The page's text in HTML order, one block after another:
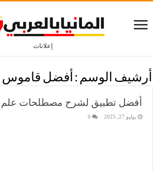
إعلانات
أرشيف الوسم : أفضل قاموس
أفضل تطبيق لشرح مصطلحات علم
يوليو 27, 2025 0